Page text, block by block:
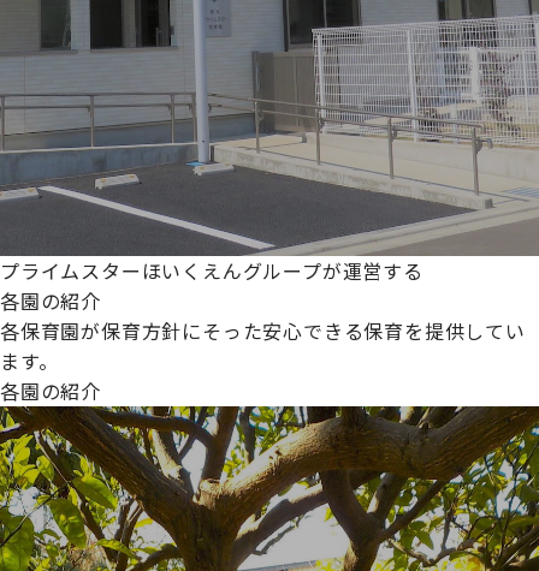
プライムスターほいくえんグループが運営する
各園の紹介
各保育園が保育方針にそった安心できる保育を提供してい
ます。
各園の紹介